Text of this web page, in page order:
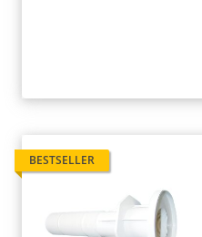
BESTSELLER